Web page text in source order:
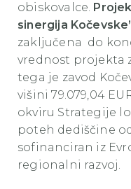
obiskovalce.
sinergija
zaključena do
vrednost projekta
tega je zavod
višini 79.079,04
okviru Strategije
poteh dediščine
sofinanciran iz
regionalni razvoj.